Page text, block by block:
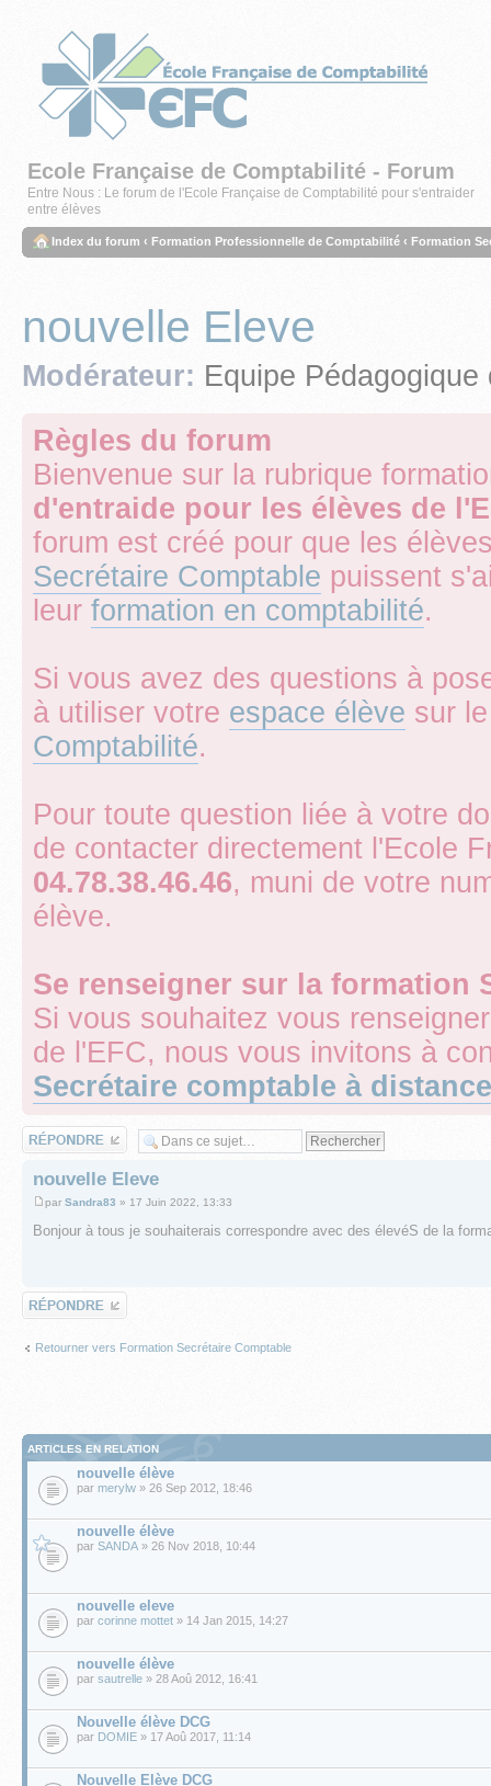
Ecole Française de Comptabilité - Forum
Entre Nous : Le forum de l'Ecole Française de Comptabilité pour s'entraider
entre élèves
Index du forum ‹ Formation Professionnelle de Comptabilité ‹ Formation
nouvelle Eleve
Modérateur: Equipe Pédagogique
Règles du forum
Bienvenue sur la rubrique
d'entraide pour les élèves de
forum est créé pour que les
Secrétaire Comptable puissent
leur formation en comptabilité.
Si vous avez des questions à
à utiliser votre espace élève sur
Comptabilité.
Pour toute question liée à votre
de contacter directement l'Ecole
04.78.38.46.46, muni de votre
élève.
Se renseigner sur la formation
Si vous souhaitez vous
de l'EFC, nous vous invitons à
Secrétaire comptable à distance
Répondre
nouvelle Eleve
par Sandra83 » 17 Juin 2022, 13:33
Bonjour à tous je souhaiterais correspondre avec des élevéS de la
Répondre
Retourner vers Formation Secrétaire Comptable
ARTICLES EN RELATION
nouvelle élève
par merylw » 26 Sep 2012, 18:46
nouvelle élève
par SANDA » 26 Nov 2018, 10:44
nouvelle eleve
par corinne mottet » 14 Jan 2015, 14:27
nouvelle élève
par sautrelle » 28 Aoû 2012, 16:41
Nouvelle élève DCG
par DOMIE » 17 Aoû 2017, 11:14
Nouvelle Elève DCG